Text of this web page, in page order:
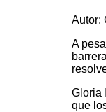
Autor:
A
Gloria
que